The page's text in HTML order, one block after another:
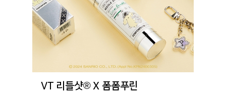
VT 리들샷® X 폼폼푸린